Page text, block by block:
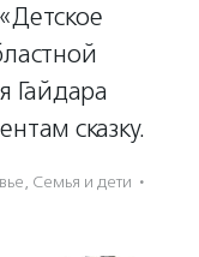
Гайдара
сказку.
, Семья и дети ·